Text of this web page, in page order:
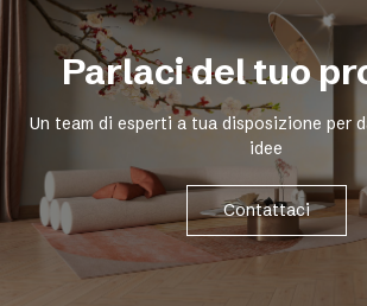
Parlaci del tuo
Un team di esperti a tua disposizione per
idee
Contattaci